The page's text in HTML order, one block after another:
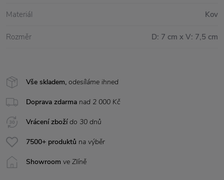
Vše skladem, odesíláme ihned
Doprava zdarma nad 2 000 Kč
Vrácení zbožído 30 dnů
7500+ produktů na výběr
Showroom ve Zlíně
Materiál Kov
Rozměr D: 7 cm x V: 7,5 cm